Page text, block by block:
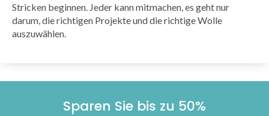
Stricken beginnen. Jeder kann mitmachen, es geht nur
darum, die richtigen Projekte und die richtige Wolle
auszuwählen.
Sparen Sie bis zu 50%